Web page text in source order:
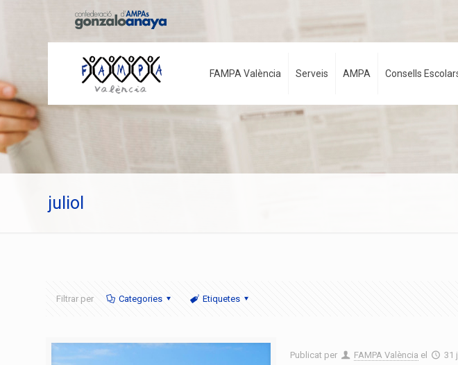
FAMPA València Serveis AMPA Consells
juliol
Filtrar per Categories Etiquetes
Publicat per FAMPA València el 31